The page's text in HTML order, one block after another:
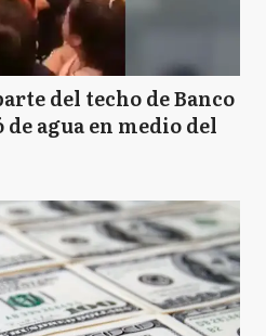
del techo de Banco
agua en medio del